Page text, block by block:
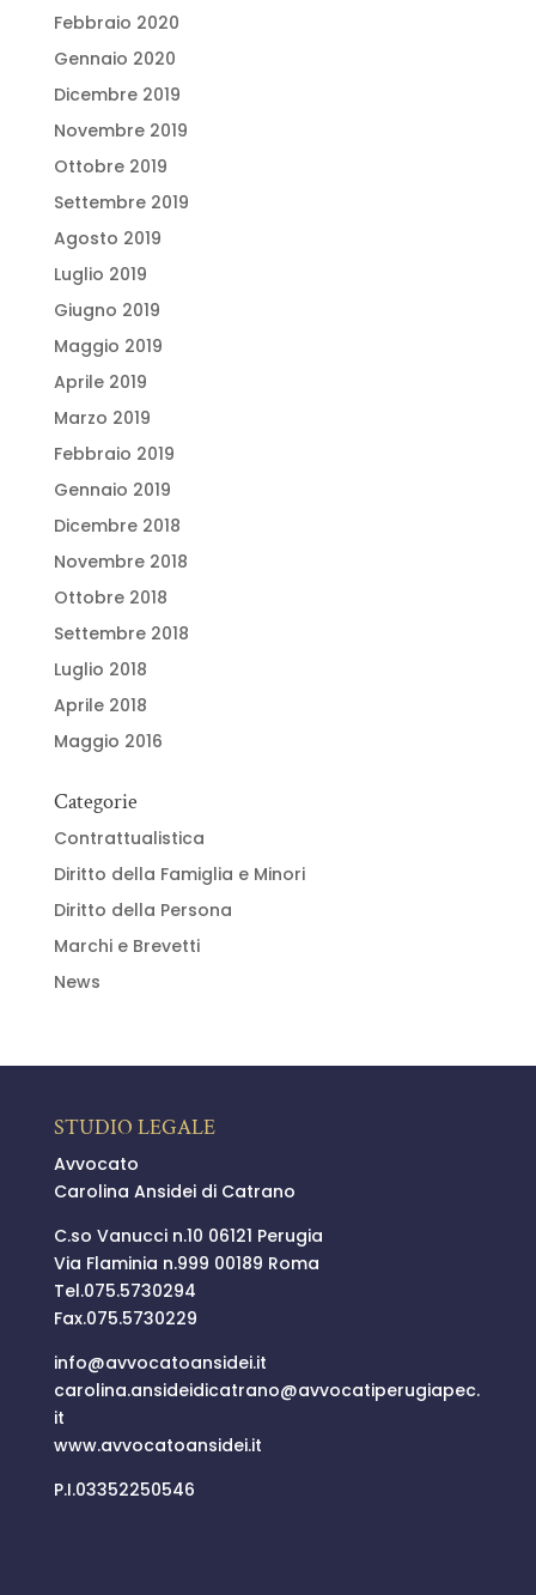
Febbraio 2020
Gennaio 2020
Dicembre 2019
Novembre 2019
Ottobre 2019
Settembre 2019
Agosto 2019
Luglio 2019
Giugno 2019
Maggio 2019
Aprile 2019
Marzo 2019
Febbraio 2019
Gennaio 2019
Dicembre 2018
Novembre 2018
Ottobre 2018
Settembre 2018
Luglio 2018
Aprile 2018
Maggio 2016
Categorie
Contrattualistica
Diritto della Famiglia e Minori
Diritto della Persona
Marchi e Brevetti
News
STUDIO LEGALE
Avvocato
Carolina Ansidei di Catrano
C.so Vanucci n.10 06121 Perugia
Via Flaminia n.999 00189 Roma
Tel.075.5730294
Fax.075.5730229
info@avvocatoansidei.it
carolina.ansideidicatrano@avvocatiperugiapec.
it
www.avvocatoansidei.it
P.I.03352250546